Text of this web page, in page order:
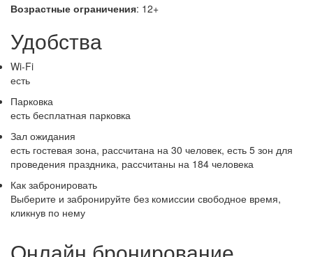
Возрастные ограничения: 12+
Удобства
Wi-Fi
есть
Парковка
есть бесплатная парковка
Зал ожидания
есть гостевая зона, рассчитана на 30 человек, есть 5 зон для
проведения праздника, рассчитаны на 184 человека
Как забронировать
Выберите и забронируйте без комиссии свободное время,
кликнув по нему